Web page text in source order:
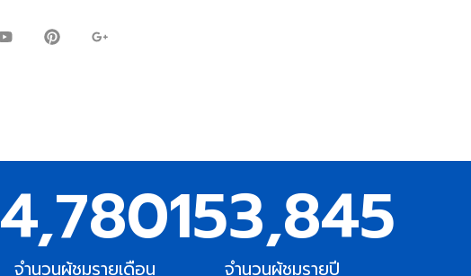
จำนวนผู้ชมรายเดือน
4,780
จำนวนผู้ชมรายปี
153,845